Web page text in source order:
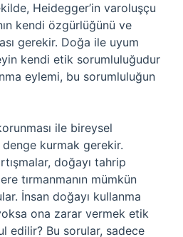
Heidegger’in varoluşçu
kendi özgürlüğünü ve
gerekir. Doğa ile uyum
kendi etik sorumluluğudur
eylemi, bu sorumluluğun
ile bireysel
kurmak gerekir.
doğayı tahrip
tırmanmanın mümkün
İnsan doğayı kullanma
ona zarar vermek etik
edilir? Bu sorular, sadece